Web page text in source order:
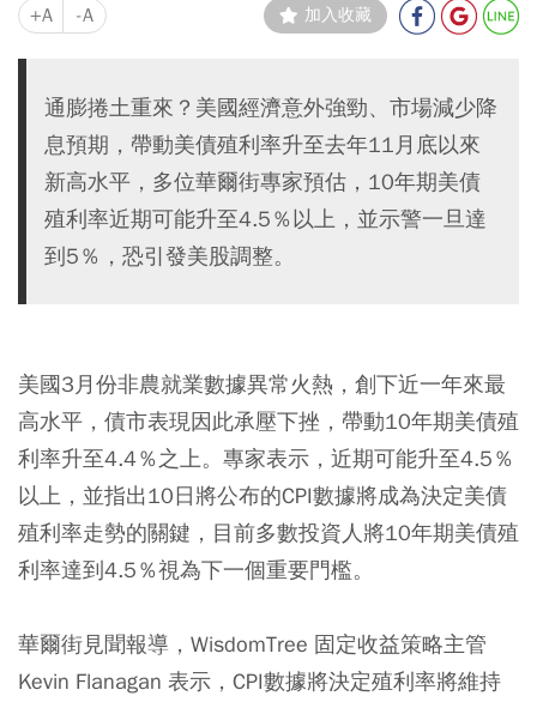
+A -A 加入收藏
通膨捲土重來？美國經濟意外強勁、市場減少降
息預期，帶動美債殖利率升至去年11月底以來
新高水平，多位華爾街專家預估，10年期美債
殖利率近期可能升至4.5％以上，並示警一旦達
到5％，恐引發美股調整。
美國3月份非農就業數據異常火熱，創下近一年來最
高水平，債市表現因此承壓下挫，帶動10年期美債殖
利率升至4.4％之上。專家表示，近期可能升至4.5％
以上，並指出10日將公布的CPI數據將成為決定美債
殖利率走勢的關鍵，目前多數投資人將10年期美債殖
利率達到4.5％視為下一個重要門檻。
華爾街見聞報導，WisdomTree 固定收益策略主管
Kevin Flanagan 表示，CPI數據將決定殖利率將維持